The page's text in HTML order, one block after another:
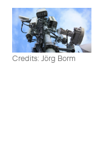
Credits: Jörg Borm